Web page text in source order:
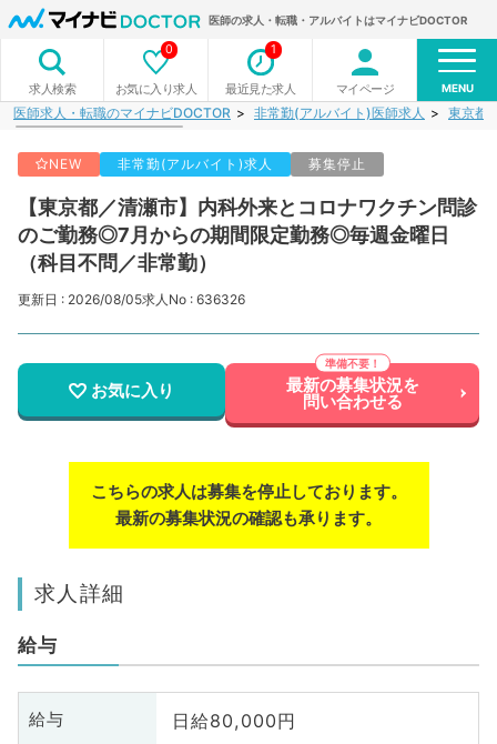
医師の求人・転職・アルバイトはマイナビDOCTOR
求人検索 お気に入り求人
0
最近見た求人
1
マイページ MENU
医師求人・転職のマイナビDOCTOR 非常勤(アルバイト)医師求人 東京都
NEW 非常勤(アルバイト)求人 募集停止
【東京都／清瀬市】内科外来とコロナワクチン問診
のご勤務◎7月からの期間限定勤務◎毎週金曜日
（科目不問／非常勤）
更新日 : 2026/08/05求人No : 636326
お気に入り 最新の募集状況を
問い合わせる
こちらの求人は募集を停止しております。
最新の募集状況の確認も承ります。
求人詳細
給与
給与 日給80,000円